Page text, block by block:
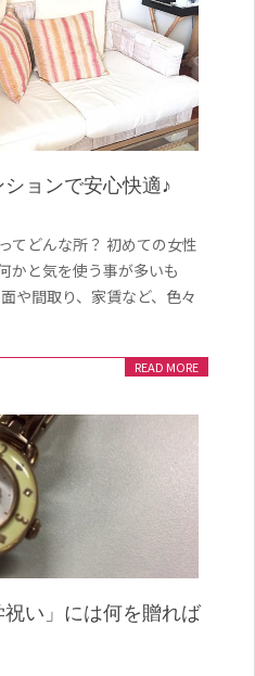
ョンで安心快適♪
てどんな所？ 初めての女性
かと気を使う事が多いも
や間取り、家賃など、色々
READ MORE
い」には何を贈れば